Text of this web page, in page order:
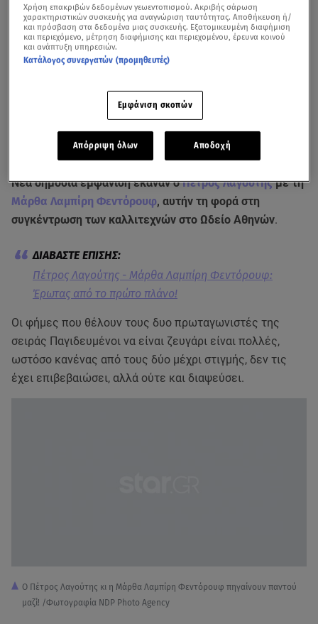
Ο Πέτρος Λαγούτης αρνήθηκε να μιλήσει για την αλλαγή σελίδας στην
προσωπική του ζωή
Νέα δημόσια εμφάνιση έκαναν οΠέτρος Λαγούτηςμε τη
Μάρθα Λαμπίρη Φεντόρουφ, αυτήν τη φορά στη
συγκέντρωση των καλλιτεχνών στο Ωδείο Αθηνών.
Πέτρος Λαγούτης - Μάρθα Λαμπίρη Φεντόρουφ:
Έρωτας από το πρώτο πλάνο!
Οι φήμες που θέλουν τους δυο πρωταγωνιστές της
σειράς Παγιδευμένοι να είναι ζευγάρι είναι πολλές,
ωστόσο κανένας από τους δύο μέχρι στιγμής, δεν τις
έχει επιβεβαιώσει, αλλά ούτε και διαψεύσει.
Ο Πέτρος Λαγούτης κι η Μάρθα Λαμπίρη Φεντόρουφ πηγαίνουν παντού
μαζί! /Φωτογραφία NDP Photo Agency
Χρήση επακριβών δεδομένων γεωεντοπισμού. Ακριβής σάρωση
χαρακτηριστικών συσκευής για αναγνώριση ταυτότητας. Αποθήκευση ή/
και πρόσβαση στα δεδομένα μιας συσκευής. Εξατομικευμένη διαφήμιση
και περιεχόμενο, μέτρηση διαφήμισης και περιεχομένου, έρευνα κοινού
και ανάπτυξη υπηρεσιών.
Κατάλογος συνεργατών (προμηθευτές)
Εμφάνιση σκοπών
Απόρριψη όλων Αποδοχή